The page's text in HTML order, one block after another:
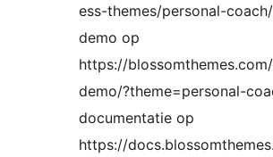
ess-themes/personal-
demo op
https://
demo/?theme=personal-
documentatie op
https://